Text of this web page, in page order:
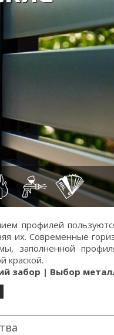
профилей
их. Современные
заполненной
краской.
забор | Выбор